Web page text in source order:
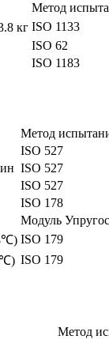
Метод
кг ISO 1133
ISO 62
ISO 1183
Метод
ISO 527
ISO 527
ISO 527
ISO 178
Модуль
ISO 179
ISO 179
Метод